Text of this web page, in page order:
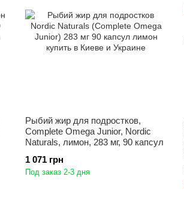
Рыбий жир для подростков,
Complete Omega Junior, Nordic
Naturals, лимон, 283 мг, 90 капсул
1 071 грн
Под заказ 2-3 дня